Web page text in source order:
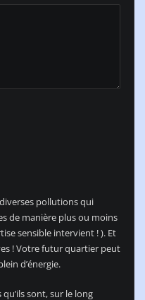
pollutions qui
de manière plus ou moins
sensible intervient ! ). Et
! Votre futur quartier peut
d’énergie.
sont, sur le long